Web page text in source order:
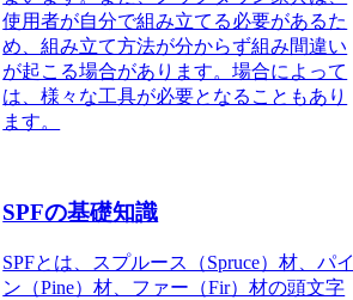
使用者が自分で組み立てる必要があるた
め、組み立て方法が分からず組み間違い
が起こる場合があります。場合によって
は、様々な工具が必要となることもあり
ます。
SPFの基礎知識
SPFとは、スプルース（Spruce）材、パイ
ン（Pine）材、ファー（Fir）材の頭文字